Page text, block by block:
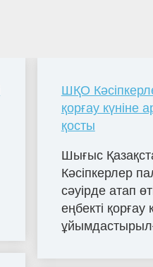
ШҚО
қорғау күніне
қосты
Шығыс
Кәсіпкерлер
сәуірде атап
еңбекті қорғау